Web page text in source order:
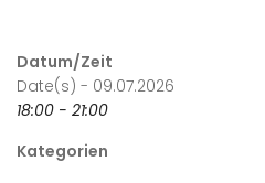
Datum/Zeit
Date(s) - 09.07.2026
18:00 - 21:00
Kategorien